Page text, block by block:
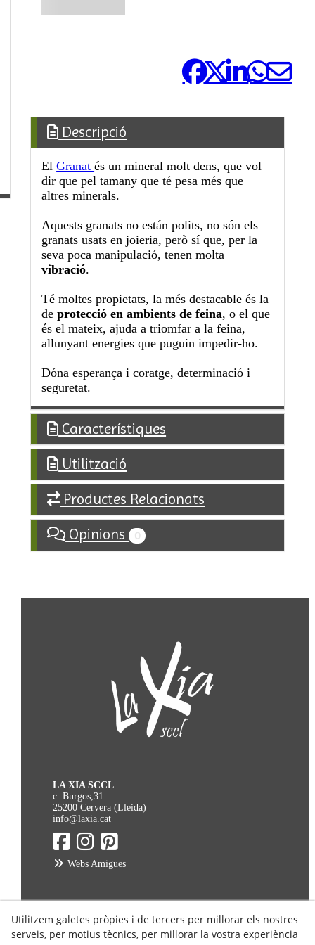
Descripció
ElGranatés un mineral molt dens, que vol
dir que pel tamany que té pesa més que
altres minerals.
Aquests granats no están polits, no són els
granats usats en joieria, però sí que, per la
seva poca manipulació, tenen molta
vibració.
Té moltes propietats, la més destacable és la
deprotecció en ambients de feina, o el que
és el mateix, ajuda a triomfar a la feina,
allunyant energies que puguin impedir-ho.
Dóna esperança i coratge, determinació i
seguretat.
Característiques
Utilització
Productes Relacionats
Opinions 0
LA XIA SCCL
c. Burgos,31
25200 Cervera (Lleida)
info@laxia.cat
Webs Amigues
Avís Legal
Política de Privacitat
Utilitzem galetes pròpies i de tercers per millorar els nostres
serveis, per motius tècnics, per millorar la vostra experiència